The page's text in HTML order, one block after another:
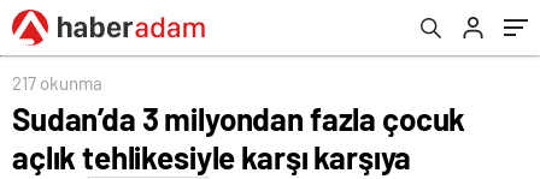
217 okunma
Sudan’da 3 milyondan fazla çocuk
açlık tehlikesiyle karşı karşıya